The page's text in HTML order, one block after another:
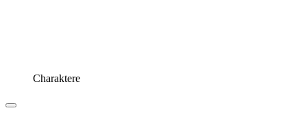
Charaktere